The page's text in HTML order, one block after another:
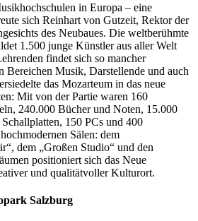
in Europa – eine
sich Reinhart von Gutzeit, Rektor der
des Neubaues. Die weltberühmte
1.500 junge Künstler aus aller Welt
findet sich so mancher
Bereichen Musik, Darstellende und auch
das Mozarteum in das neue
Mit von der Partie waren 160
240.000 Bücher und Noten, 15.000
150 PCs und 400
Sälen: dem
dem „Großen Studio“ und den
positioniert sich das Neue
und qualitätvoller Kulturort.
Salzburg